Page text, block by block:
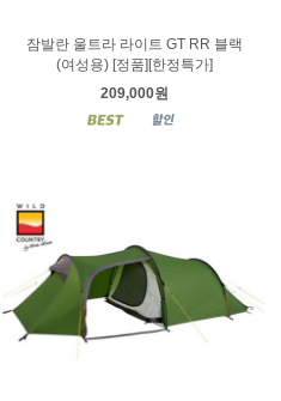
잠발란 울트라 라이트 GT RR 블랙
(여성용) [정품][한정특가]
209,000원